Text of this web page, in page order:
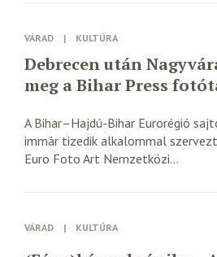
VÁRAD | KULTÚRA
Debrecen után
meg a Bihar Press
A Bihar–Hajdú-Bihar Eurorégió
immár tizedik alkalommal
Euro Foto Art Nemzetközi...
VÁRAD | KULTÚRA